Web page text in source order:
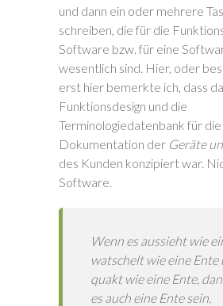
und dann ein oder mehrere
schreiben, die für die
Software bzw. für eine
wesentlich sind. Hier, oder
erst hier bemerkte ich, dass
Funktionsdesign und die
Terminologiedatenbank für
Dokumentation der Geräte
des Kunden konzipiert war.
Software.
Wenn es aussieht wie
watschelt wie eine Ente
quakt wie eine Ente,
es auch eine Ente sein.